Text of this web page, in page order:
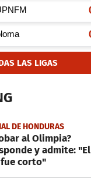
LAS LIGAS
DE HONDURAS
al Olimpia?
y admite: "El
corto"